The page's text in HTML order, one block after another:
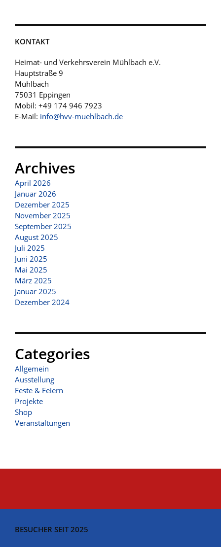
KONTAKT
Heimat- und Verkehrsverein Mühlbach e.V.
Hauptstraße 9
Mühlbach
75031 Eppingen
Mobil: +49 174 946 7923
E-Mail: info@hvv-muehlbach.de
Archives
April 2026
Januar 2026
Dezember 2025
November 2025
September 2025
August 2025
Juli 2025
Juni 2025
Mai 2025
März 2025
Januar 2025
Dezember 2024
Categories
Allgemein
Ausstellung
Feste & Feiern
Projekte
Shop
Veranstaltungen
BESUCHER SEIT 2025